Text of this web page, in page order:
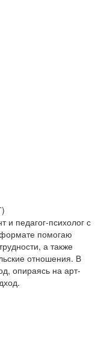
и педагог-психолог с
помогаю
а также
отношения. В
опираясь на арт-